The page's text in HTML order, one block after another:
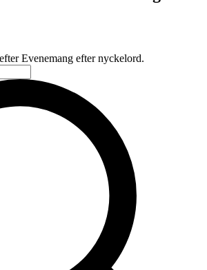
Evenemang efter nyckelord.